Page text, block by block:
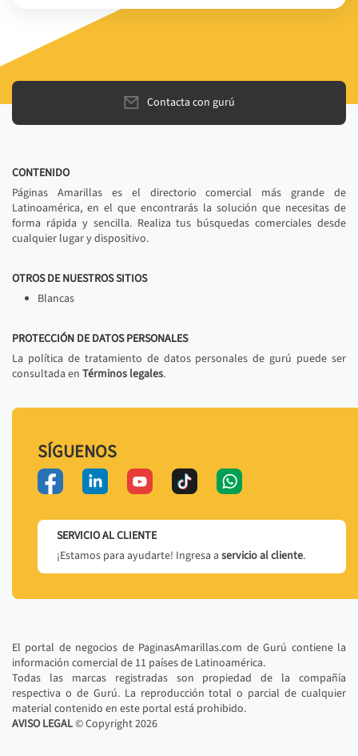
Contacta con gurú
CONTENIDO
Páginas Amarillas es el directorio comercial más grande de
Latinoamérica, en el que encontrarás la solución que necesitas de
forma rápida y sencilla. Realiza tus búsquedas comerciales desde
cualquier lugar y dispositivo.
OTROS DE NUESTROS SITIOS
Blancas
PROTECCIÓN DE DATOS PERSONALES
La política de tratamiento de datos personales de gurú puede ser
consultada en Términos legales.
SÍGUENOS
SERVICIO AL CLIENTE
¡Estamos para ayudarte! Ingresa a servicio al cliente.
El portal de negocios de PaginasAmarillas.com de Gurú contiene la
información comercial de 11 países de Latinoamérica.
Todas las marcas registradas son propiedad de la compañía
respectiva o de Gurú. La reproducción total o parcial de cualquier
material contenido en este portal está prohibido.
AVISO LEGAL© Copyright2026